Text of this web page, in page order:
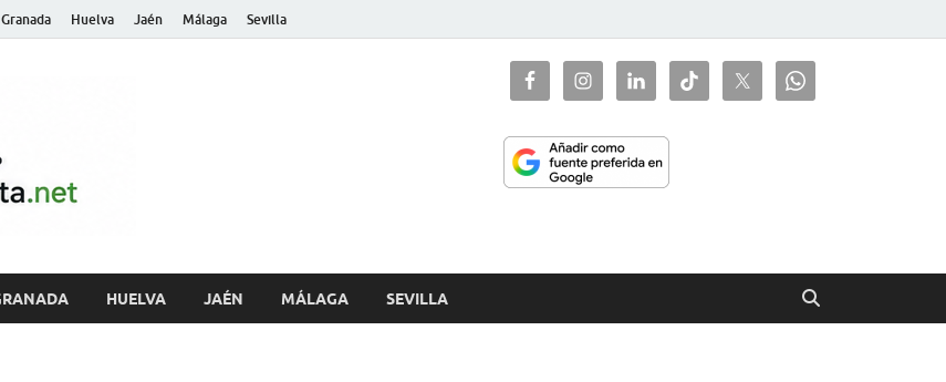
Granada Huelva Jaén Málaga Sevilla
archivo.andaluciaorienta
HUELVA JAÉN MÁLAGA SEVILLA